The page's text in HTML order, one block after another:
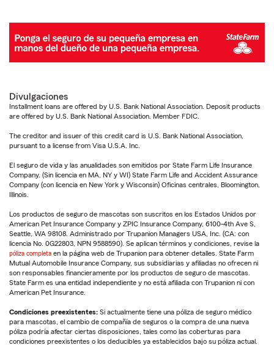
Divulgaciones
Installment loans are offered by U.S. Bank National Association. Deposit products
are offered by U.S. Bank National Association. Member FDIC.
The creditor and issuer of this credit card is U.S. Bank National Association,
pursuant to a license from Visa U.S.A. Inc.
El seguro de vida y las anualidades son emitidos por State Farm Life Insurance
Company. (Sin licencia en MA, NY y WI) State Farm Life and Accident Assurance
Company (con licencia en New York y Wisconsin) Oficinas centrales, Bloomington,
Illinois.
Los productos de seguro de mascotas son suscritos en los Estados Unidos por
American Pet Insurance Company y ZPIC Insurance Company, 6100-4th Ave S,
Seattle, WA 98108. Administrado por Trupanion Managers USA, Inc. (CA: con
licencia No. 0G22803, NPN 9588590). Se aplican términos y condiciones, revise la
póliza completa en la página web de Trupanion para obtener detalles. State Farm
Mutual Automobile Insurance Company, sus subsidiarias y afiliadas no ofrecen ni
son responsables financieramente por los productos de seguro de mascotas.
State Farm es una entidad independiente y no está afiliada con Trupanion ni con
American Pet Insurance.
Condiciones preexistentes: Si actualmente tiene una póliza de seguro médico
para mascotas, el cambio de compañía de seguros o la compra de una nueva
póliza podría afectar ciertas disposiciones, tales como las coberturas para
condiciones preexistentes o los deducibles ya establecidos bajo su póliza actual.